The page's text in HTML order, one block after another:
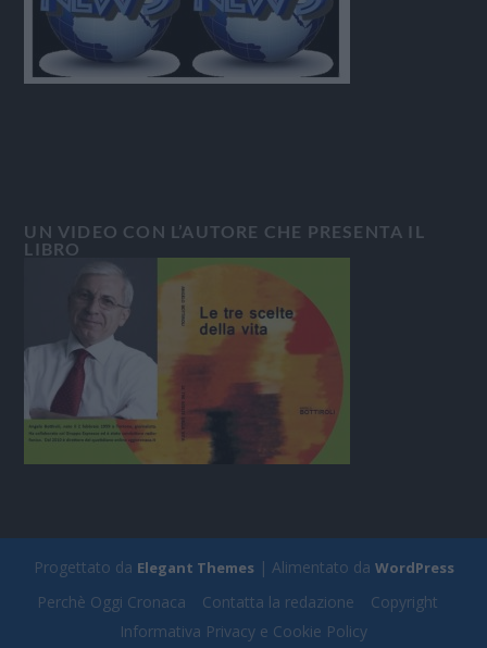
UN VIDEO CON L’AUTORE CHE PRESENTA IL
LIBRO
Progettato da Elegant Themes| Alimentato da WordPress
Perchè Oggi Cronaca Contatta la redazione
Copyright
Informativa Privacy e Cookie Policy